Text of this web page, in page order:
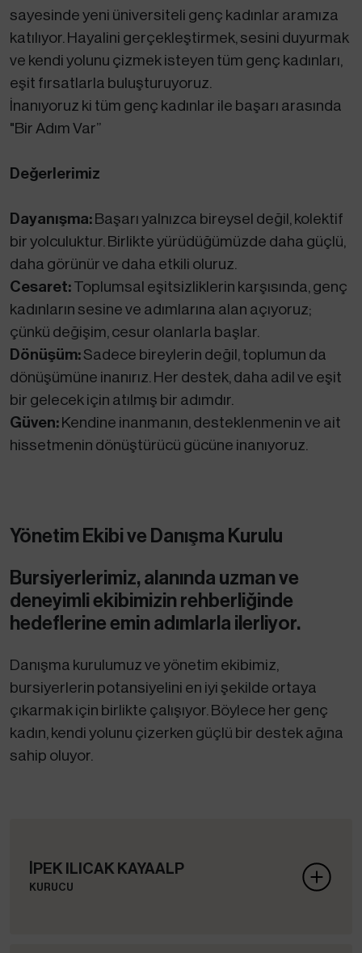
sayesinde yeni üniversiteli genç kadınlar aramıza
katılıyor. Hayalini gerçekleştirmek, sesini duyurmak
ve kendi yolunu çizmek isteyen tüm genç kadınları,
eşit fırsatlarla buluşturuyoruz.
İnanıyoruz ki tüm genç kadınlar ile başarı arasında
"Bir Adım Var”
Değerlerimiz
Dayanışma: Başarı yalnızca bireysel değil, kolektif
bir yolculuktur. Birlikte yürüdüğümüzde daha güçlü,
daha görünür ve daha etkili oluruz.
Cesaret: Toplumsal eşitsizliklerin karşısında, genç
kadınların sesine ve adımlarına alan açıyoruz;
çünkü değişim, cesur olanlarla başlar.
Dönüşüm:Sadece bireylerin değil, toplumun da
dönüşümüne inanırız. Her destek, daha adil ve eşit
bir gelecek için atılmış bir adımdır.
Güven: Kendine inanmanın, desteklenmenin ve ait
hissetmenin dönüştürücü gücüne inanıyoruz.
Yönetim Ekibi ve Danışma Kurulu
Bursiyerlerimiz, alanında uzman ve
deneyimli ekibimizin rehberliğinde
hedeflerine emin adımlarla ilerliyor.
Danışma kurulumuz ve yönetim ekibimiz,
bursiyerlerin potansiyelini en iyi şekilde ortaya
çıkarmak için birlikte çalışıyor. Böylece her genç
kadın, kendi yolunu çizerken güçlü bir destek ağına
sahip oluyor.
İPEK ILICAK KAYAALP
KURUCU